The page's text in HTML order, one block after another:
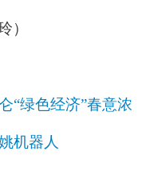
）
“绿色经济”春意浓
机器人